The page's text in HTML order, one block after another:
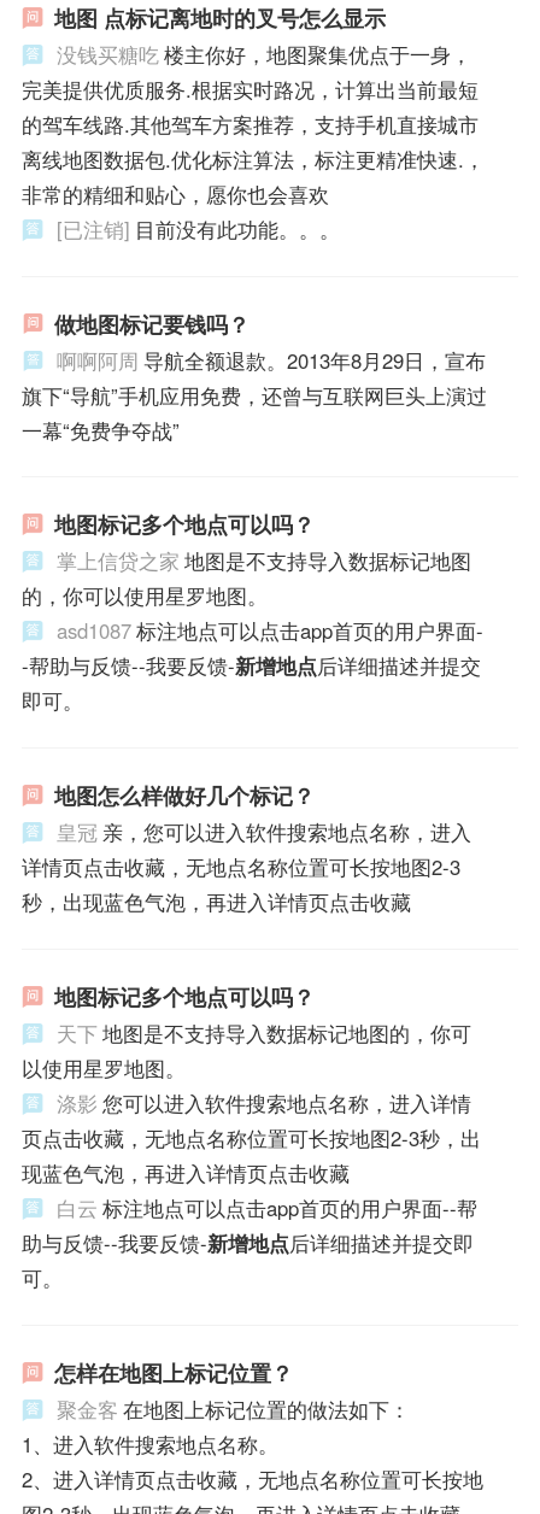
地图 点标记离地时的叉号怎么显示
没钱买糖吃楼主你好，地图聚集优点于一身，
完美提供优质服务.根据实时路况，计算出当前最短
的驾车线路.其他驾车方案推荐，支持手机直接城市
离线地图数据包.优化标注算法，标注更精准快速.，
非常的精细和贴心，愿你也会喜欢
[已注销] 目前没有此功能。。。
做地图标记要钱吗？
啊啊阿周 导航全额退款。2013年8月29日，宣布
旗下“导航”手机应用免费，还曾与互联网巨头上演过
一幕“免费争夺战”
地图标记多个地点可以吗？
掌上信贷之家 地图是不支持导入数据标记地图
的，你可以使用星罗地图。
asd1087标注地点可以点击app首页的用户界面-
-帮助与反馈--我要反馈-新增地点后详细描述并提交
即可。
地图怎么样做好几个标记？
皇冠 亲，您可以进入软件搜索地点名称，进入
详情页点击收藏，无地点名称位置可长按地图2-3
秒，出现蓝色气泡，再进入详情页点击收藏
地图标记多个地点可以吗？
天下地图是不支持导入数据标记地图的，你可
以使用星罗地图。
涤影 您可以进入软件搜索地点名称，进入详情
页点击收藏，无地点名称位置可长按地图2-3秒，出
现蓝色气泡，再进入详情页点击收藏
白云 标注地点可以点击app首页的用户界面--帮
助与反馈--我要反馈-新增地点后详细描述并提交即
可。
怎样在地图上标记位置？
聚金客 在地图上标记位置的做法如下：
1、进入软件搜索地点名称。
2、进入详情页点击收藏，无地点名称位置可长按地